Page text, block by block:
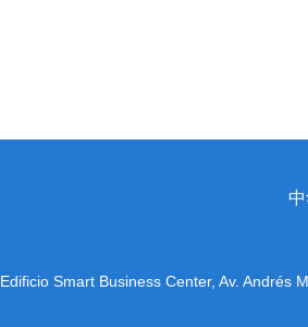
Edificio Smart Business Center, Av. Andrés